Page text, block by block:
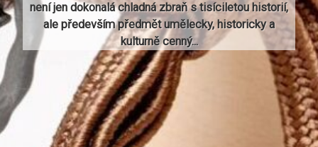
není jen dokonalá chladná zbraň s tisíciletou historií,
ale především předmět umělecky, historicky a
kulturně cenný...